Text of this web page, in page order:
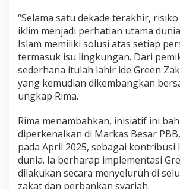
“Selama satu dekade terakhir,
iklim menjadi perhatian utama
Islam memiliki solusi atas setiap
termasuk isu lingkungan. Dari
sederhana itulah lahir ide Green
yang kemudian dikembangkan
ungkap Rima.
Rima menambahkan, inisiatif ini
diperkenalkan di Markas Besar
pada April 2025, sebagai kontribusi
dunia. Ia berharap implementasi
dilakukan secara menyeluruh di
zakat dan perbankan syariah.